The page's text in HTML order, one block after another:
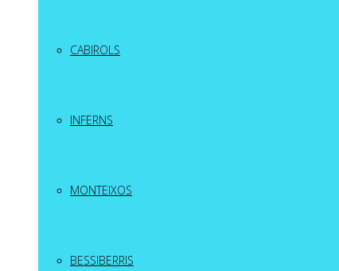
CABIROLS
INFERNS
MONTEIXOS
BESSIBERRIS